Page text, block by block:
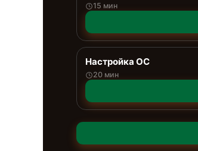
15 мин
Настройка ОС
20 мин